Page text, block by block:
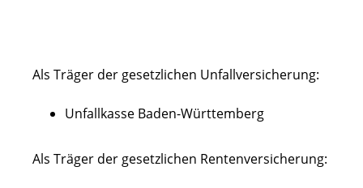
Als Träger der gesetzlichen Unfallversicherung:
Unfallkasse Baden-Württemberg
Als Träger der gesetzlichen Rentenversicherung: